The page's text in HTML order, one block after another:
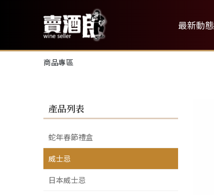
最新動態
商品專區
產品列表
蛇年春節禮盒
威士忌
日本威士忌